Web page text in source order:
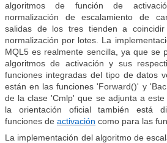
algoritmos de función de
normalización de escalamiento de
salidas de los tres tienden a
normalización por lotes. La
MQL5 es realmente sencilla, ya que se
algoritmos de activación y sus
funciones integradas del tipo de datos
están en las funciones 'Forward()' y
de la clase 'Cmlp' que se adjunta a este
la orientación oficial también está
funciones de activación como para las
La implementación del algoritmo de